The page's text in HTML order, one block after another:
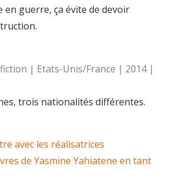
en guerre, ça évite de devoir
| Etats-Unis/France | 2014 |
trois nationalités différentes.
avec les réalisatrices
de Yasmine Yahiatene en tant